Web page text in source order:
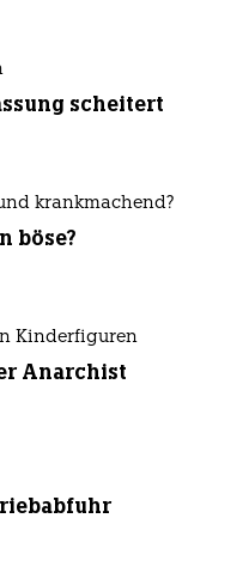
scheitert
krankmachend?
böse?
Kinderfiguren
Anarchist